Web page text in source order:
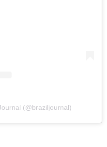
(@braziljournal)